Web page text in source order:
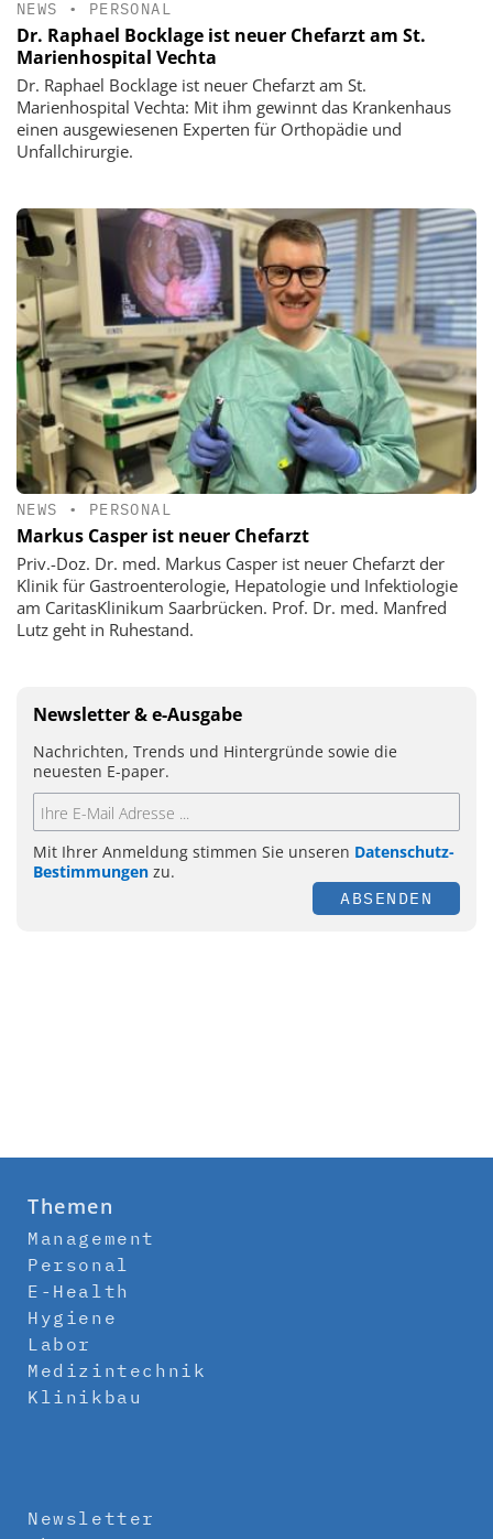
NEWS • PERSONAL
Dr. Raphael Bocklage ist neuer Chefarzt am St.
Marienhospital Vechta
Dr. Raphael Bocklage ist neuer Chefarzt am St.
Marienhospital Vechta: Mit ihm gewinnt das Krankenhaus
einen ausgewiesenen Experten für Orthopädie und
Unfallchirurgie.
NEWS • PERSONAL
Markus Casper ist neuer Chefarzt
Priv.-Doz. Dr. med. Markus Casper ist neuer Chefarzt der
Klinik für Gastroenterologie, Hepatologie und Infektiologie
am CaritasKlinikum Saarbrücken. Prof. Dr. med. Manfred
Lutz geht in Ruhestand.
Newsletter & e-Ausgabe
Nachrichten, Trends und Hintergründe sowie die
neuesten E-paper.
Mit Ihrer Anmeldung stimmen Sie unseren Datenschutz-
Bestimmungen zu.
ABSENDEN
Themen
Management
Personal
E-Health
Hygiene
Labor
Medizintechnik
Klinikbau
Newsletter